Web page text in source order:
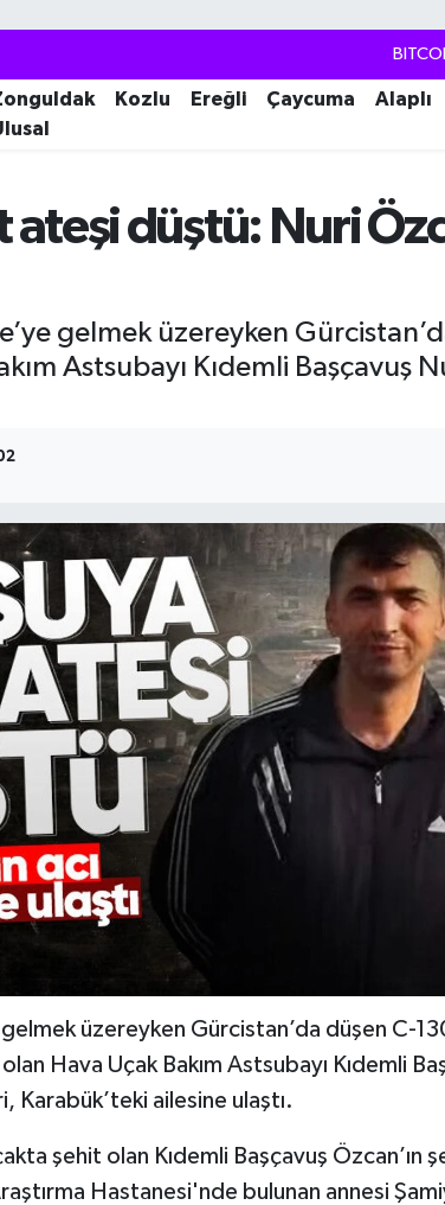
GRAM
Kozlu Ereğli Çaycuma Alaplı
ateşi düştü: Nuri
gelmek üzereyken
Astsubayı Kıdemli Başçavuş
üzereyken Gürcistan’da düşen C-
Hava Uçak Bakım Astsubayı Kıdemli
Karabük’teki ailesine ulaştı.
şehit olan Kıdemli Başçavuş Özcan’ın
Hastanesi'nde bulunan annesi